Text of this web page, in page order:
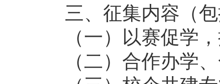
三、征集内容（
（一）以赛促学
（二）合作办学